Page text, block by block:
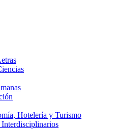
Hotelería y Turismo